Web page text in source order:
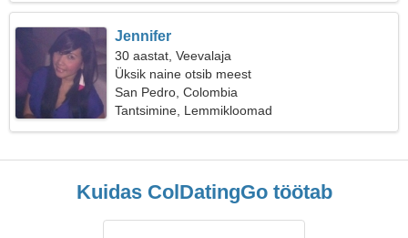
Jennifer
30 aastat, Veevalaja
Üksik naine otsib meest
San Pedro, Colombia
Tantsimine, Lemmikloomad
Kuidas ColDatingGo töötab